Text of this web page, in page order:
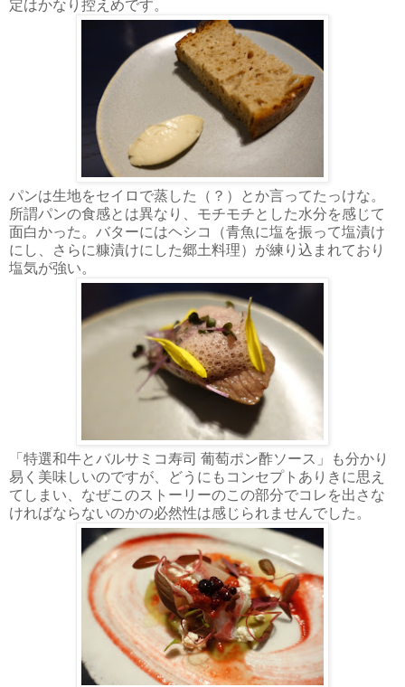
定はかなり控えめです。
パンは生地をセイロで蒸した（？）とか言ってたっけな。
所謂パンの食感とは異なり、モチモチとした水分を感じて
面白かった。バターにはヘシコ（青魚に塩を振って塩漬け
にし、さらに糠漬けにした郷土料理）が練り込まれており
塩気が強い。
「特選和牛とバルサミコ寿司 葡萄ポン酢ソース」も分かり
易く美味しいのですが、どうにもコンセプトありきに思え
てしまい、なぜこのストーリーのこの部分でコレを出さな
ければならないのかの必然性は感じられませんでした。